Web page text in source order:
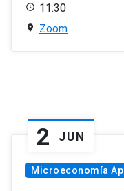
11:30
Zoom
2 JUN
Microeconomía